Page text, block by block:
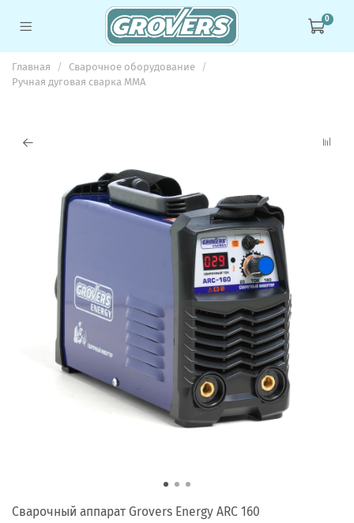
0
Главная
Сварочное оборудование
Ручная дуговая сварка MMA
Сварочный аппарат Grovers Energy ARC 160